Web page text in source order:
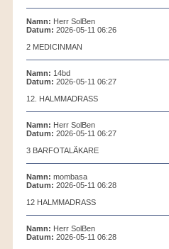
Namn: Herr SolBen
Datum: 2026-05-11 06:26
2 MEDICINMAN
Namn: 14bd
Datum: 2026-05-11 06:27
12. HALMMADRASS
Namn: Herr SolBen
Datum: 2026-05-11 06:27
3 BARFOTALÄKARE
Namn: mombasa
Datum: 2026-05-11 06:28
12 HALMMADRASS
Namn: Herr SolBen
Datum: 2026-05-11 06:28